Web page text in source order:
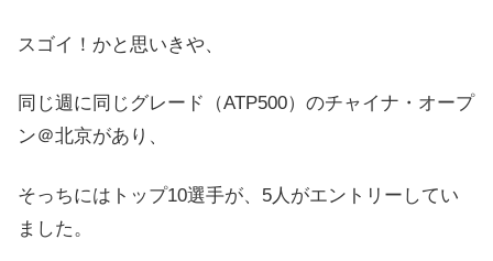
スゴイ！かと思いきや、
同じ週に同じグレード（ATP500）のチャイナ・オープ
ン＠北京があり、
そっちにはトップ10選手が、5人がエントリーしてい
ました。